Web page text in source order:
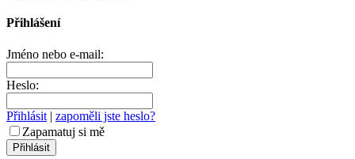
Přihlášení
Jméno nebo e-mail:
Heslo:
Přihlásit | zapoměli jste heslo?
Zapamatuj si mě